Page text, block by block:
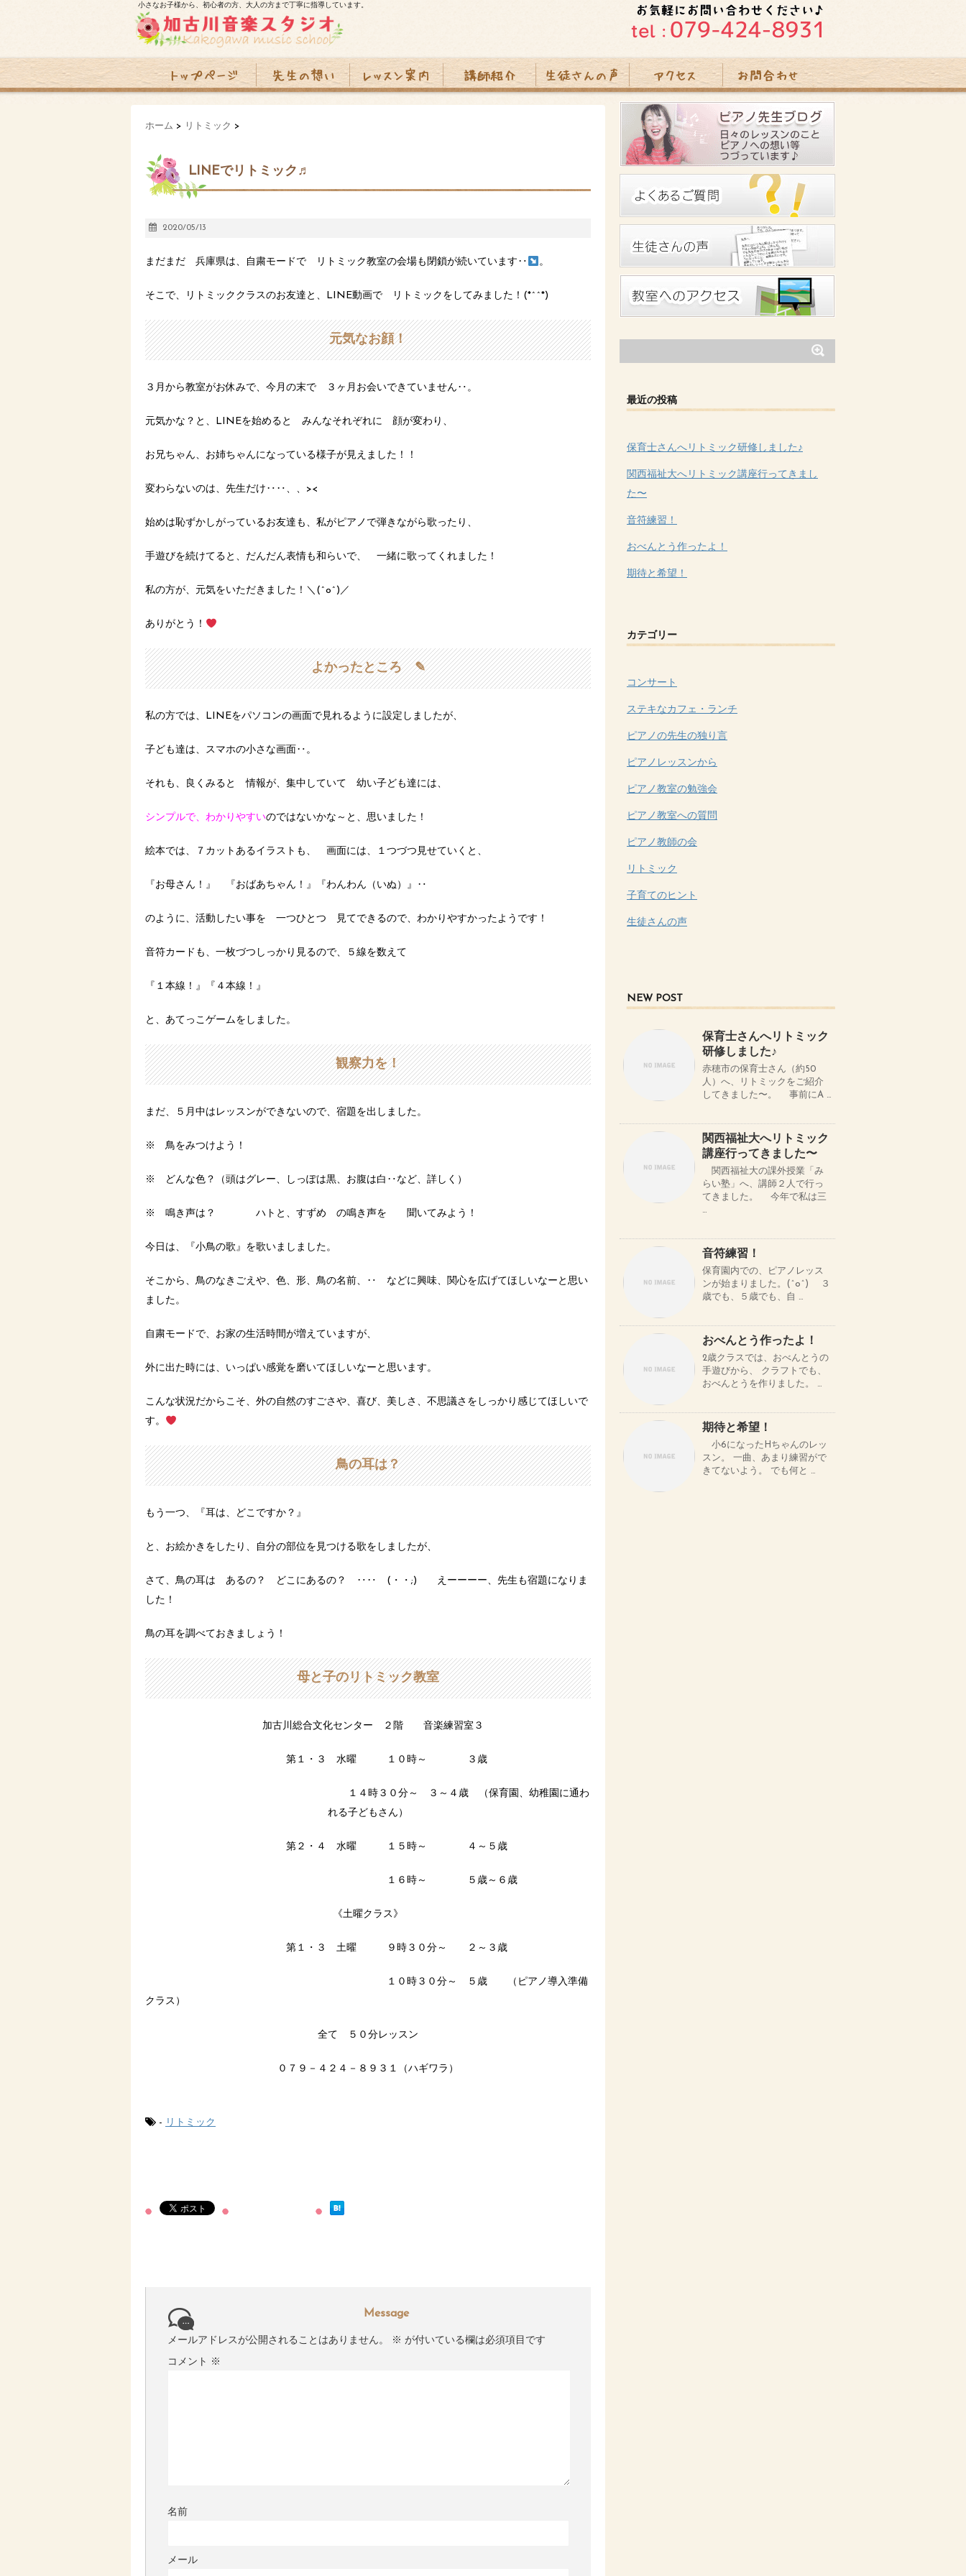
小さなお子様から、初心者の方、大人の方まで丁寧に指導しています。
ホーム > リトミック >
LINEでリトミック♬
2020/05/13
まだまだ 兵庫県は、自粛モードで リトミック教室の会場も閉鎖が続いています‥ 。
そこで、リトミッククラスのお友達と、LINE動画で リトミックをしてみました！(*^^*)
元気なお顔！
３月から教室がお休みで、今月の末で ３ヶ月お会いできていません‥。
元気かな？と、LINEを始めると みんなそれぞれに 顔が変わり、
お兄ちゃん、お姉ちゃんになっている様子が見えました！！
変わらないのは、先生だけ‥‥、、><
始めは恥ずかしがっているお友達も、私がピアノで弾きながら歌ったり、
手遊びを続けてると、だんだん表情も和らいで、 一緒に歌ってくれました！
私の方が、元気をいただきました！＼(^o^)／
ありがとう！
よかったところ ✎
私の方では、LINEをパソコンの画面で見れるように設定しましたが、
子ども達は、スマホの小さな画面‥。
それも、良くみると 情報が、集中していて 幼い子ども達には、
シンプルで、わかりやすいのではないかな～と、思いました！
絵本では、７カットあるイラストも、 画面には、１つづつ見せていくと、
『お母さん！』 『おばあちゃん！』『わんわん（いぬ）』‥
のように、活動したい事を 一つひとつ 見てできるので、わかりやすかったようです！
音符カードも、一枚づつしっかり見るので、５線を数えて
『１本線！』『４本線！』
と、あてっこゲームをしました。
観察力を！
まだ、５月中はレッスンができないので、宿題を出しました。
※ 鳥をみつけよう！
※ どんな色？（頭はグレー、しっぽは黒、お腹は白‥など、詳しく）
※ 鳴き声は？ ハトと、すずめ の鳴き声を 聞いてみよう！
今日は、『小鳥の歌』を歌いましました。
そこから、鳥のなきごえや、色、形、鳥の名前、‥ などに興味、関心を広げてほしいなーと思い
ました。
自粛モードで、お家の生活時間が増えていますが、
外に出た時には、いっぱい感覚を磨いてほしいなーと思います。
こんな状況だからこそ、外の自然のすごさや、喜び、美しさ、不思議さをしっかり感じてほしいで
す。
鳥の耳は？
もう一つ、『耳は、どこですか？』
と、お絵かきをしたり、自分の部位を見つける歌をしましたが、
さて、鳥の耳は あるの？ どこにあるの？ ‥‥ (・・;) えーーーー、先生も宿題になりま
した！
鳥の耳を調べておきましょう！
母と子のリトミック教室
加古川総合文化センター ２階 音楽練習室３
第１・３ 水曜 １０時～ ３歳
１４時３０分～ ３～４歳 （保育園、幼稚園に通わ
れる子どもさん）
第２・４ 水曜 １５時～ ４～５歳
１６時～ ５歳～６歳
《土曜クラス》
第１・３ 土曜 ９時３０分～ ２～３歳
１０時３０分～ ５歳 （ピアノ導入準備
クラス）
全て ５０分レッスン
０７９－４２４－８９３１（ハギワラ）
- リトミック
Message
メールアドレスが公開されることはありません。 ※ が付いている欄は必須項目です
コメント ※
名前
メール
最近の投稿
保育士さんへリトミック研修しました♪
関西福祉大へリトミック講座行ってきまし
た〜
音符練習！
おべんとう作ったよ！
期待と希望！
カテゴリー
コンサート
ステキなカフェ・ランチ
ピアノの先生の独り言
ピアノレッスンから
ピアノ教室の勉強会
ピアノ教室への質問
ピアノ教師の会
リトミック
子育てのヒント
生徒さんの声
NEW POST
保育士さんへリトミック
研修しました♪
赤穂市の保育士さん（約50
人）へ、リトミックをご紹介
してきました〜。 事前にA …
関西福祉大へリトミック
講座行ってきました〜
関西福祉大の課外授業「み
らい塾」へ、講師２人で行っ
てきました。 今年で私は三
…
音符練習！
保育園内での、ピアノレッス
ンが始まりました。(^o^) ３
歳でも、５歳でも、自 …
おべんとう作ったよ！
2歳クラスでは、おべんとうの
手遊びから、 クラフトでも、
おべんとうを作りました。 …
期待と希望！
小6になったHちゃんのレッ
スン。 一曲、あまり練習がで
きてないよう。 でも何と …